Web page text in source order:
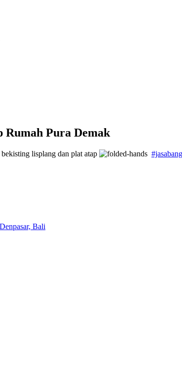
Rumah Pura Demak
lisplang dan plat atap
Bali